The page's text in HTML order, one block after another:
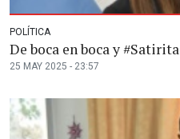
POLÍTICA
De boca en boca y #Satirita
25 MAY 2025 - 23:57